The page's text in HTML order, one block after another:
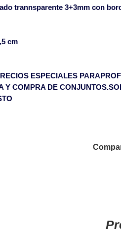
trannsparente 3+3mm con
cm
ESPECIALES
Y COMPRA DE